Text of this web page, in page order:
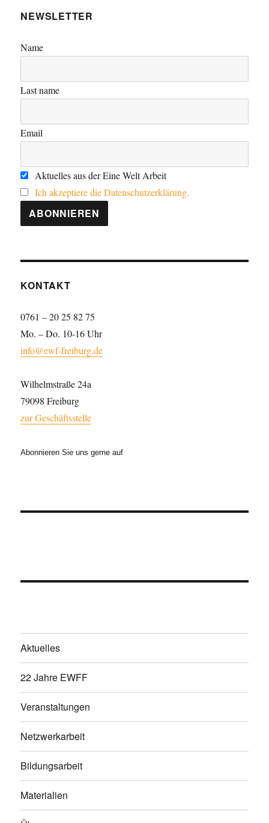
NEWSLETTER
Name
Last name
Email
Aktuelles aus der Eine Welt Arbeit
Ich akzeptiere die Datenschutzerklärung.
KONTAKT
0761 – 20 25 82 75
Mo. – Do. 10-16 Uhr
info@ewf-freiburg.de
Wilhelmstraße 24a
79098 Freiburg
zur Geschäftsstelle
Abonnieren Sie uns gerne auf
Aktuelles
22 Jahre EWFF
Veranstaltungen
Netzwerkarbeit
Bildungsarbeit
Materialien